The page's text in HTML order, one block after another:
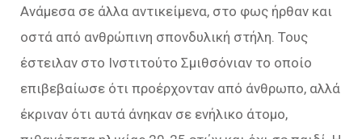
Ανάμεσα σε άλλα αντικείμενα, στο φως ήρθαν και
οστά από ανθρώπινη σπονδυλική στήλη. Τους
έστειλαν στο Ινστιτούτο Σμιθσόνιαν το οποίο
επιβεβαίωσε ότι προέρχονταν από άνθρωπο, αλλά
έκριναν ότι αυτά άνηκαν σε ενήλικο άτομο,